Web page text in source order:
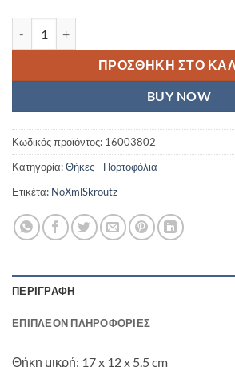
ΠΡΟΣΘΉΚΗ ΣΤΟ
BUY NOW
Κωδικός προϊόντος: 16003802
Κατηγορία:Θήκες - Πορτοφόλια
Ετικέτα: NoXmlSkroutz
ΠΕΡΙΓΡΑΦΉ
ΕΠΙΠΛΈΟΝ ΠΛΗΡΟΦΟΡΊΕΣ
Θήκη μικρή: 17 x 12 x 5,5 cm